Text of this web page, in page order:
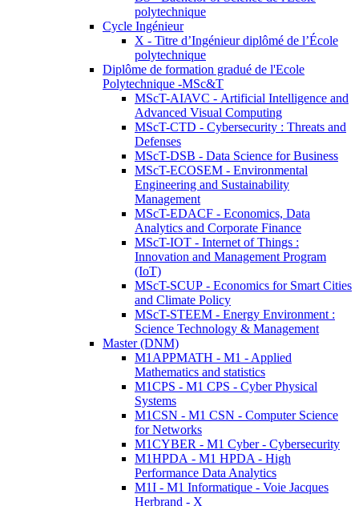
polytechnique
Cycle Ingénieur
X - Titre d’Ingénieur diplômé de l’École
polytechnique
Diplôme de formation gradué de l'Ecole
Polytechnique -MSc&T
MScT-AIAVC - Artificial Intelligence and
Advanced Visual Computing
MScT-CTD - Cybersecurity : Threats and
Defenses
MScT-DSB - Data Science for Business
MScT-ECOSEM - Environmental
Engineering and Sustainability
Management
MScT-EDACF - Economics, Data
Analytics and Corporate Finance
MScT-IOT - Internet of Things :
Innovation and Management Program
(IoT)
MScT-SCUP - Economics for Smart Cities
and Climate Policy
MScT-STEEM - Energy Environment :
Science Technology & Management
Master (DNM)
M1APPMATH - M1 - Applied
Mathematics and statistics
M1CPS - M1 CPS - Cyber Physical
Systems
M1CSN - M1 CSN - Computer Science
for Networks
M1CYBER - M1 Cyber - Cybersecurity
M1HPDA - M1 HPDA - High
Performance Data Analytics
M1I - M1 Informatique - Voie Jacques
Herbrand - X